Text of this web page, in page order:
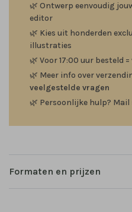
🌿 Ontwerp eenvoudig
editor
🌿 Kies uit honderden
illustraties
🌿 Voor 17:00 uur besteld
🌿 Meer info over
veelgestelde vragen
🌿 Persoonlijke hulp? Mail
Formaten en prijzen